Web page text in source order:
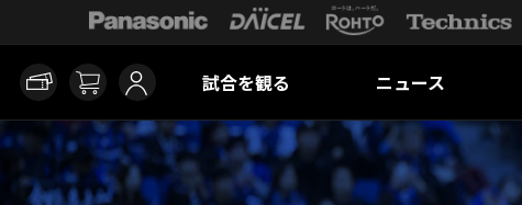
試合を観る ニュース